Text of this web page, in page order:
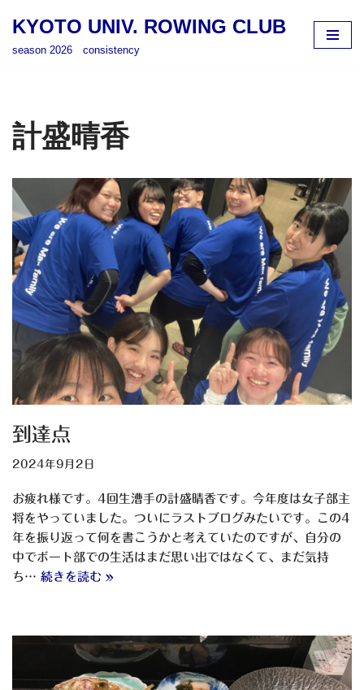
ツ
へ
キ
ッ
プ
KYOTO UNIV. ROWING CLUB
season 2026 consistency
計盛晴香
到達点
2024年9月2日
お疲れ様です。4回生漕手の計盛晴香です。今年度は女子部主
将をやっていました。ついにラストブログみたいです。この4
年を振り返って何を書こうかと考えていたのですが、自分の
中でボート部での生活はまだ思い出ではなくて、まだ気持
ち… 続きを読む »